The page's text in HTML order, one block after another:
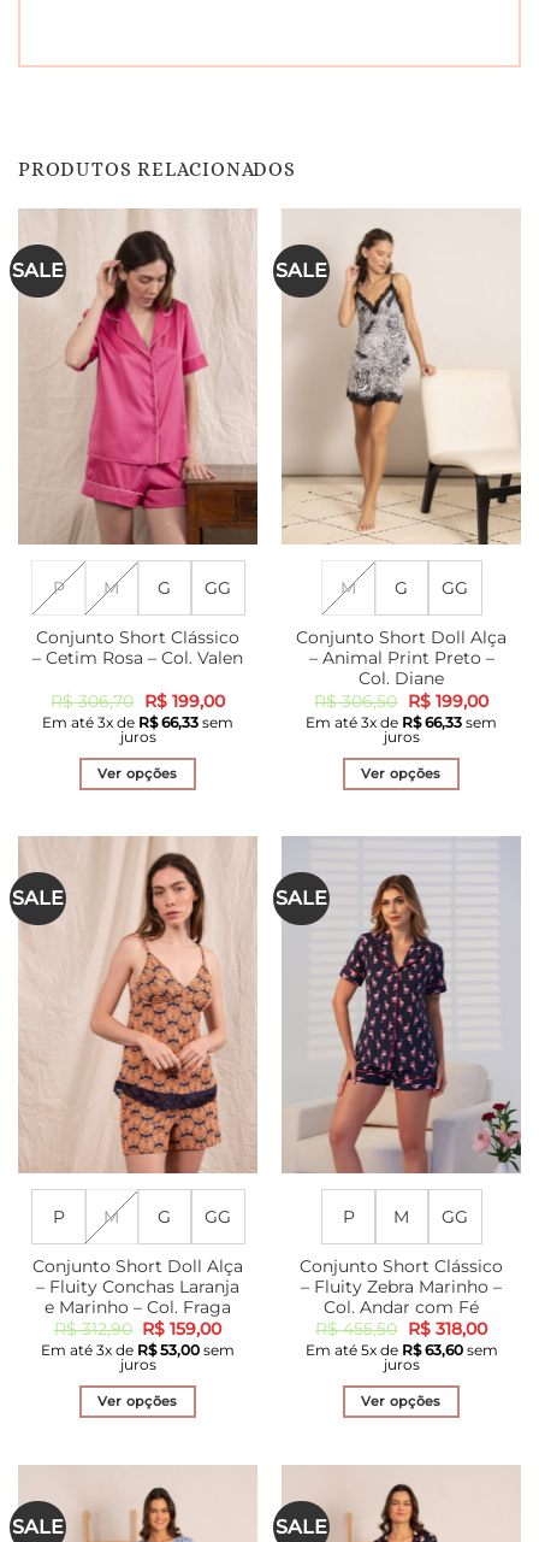
PRODUTOS RELACIONADOS
SALE
P M G GG
Conjunto Short Clássico
– Cetim Rosa – Col. Valen
R$306,70 O
preço
original
era:
R$ 306,70.
R$199,00O
preço
atual
Em até 3x de R$66,33 sem
juros
Ver opções
tem
várias
variantes.
As
opções
podem
ser
escolhidas
na
página
do
produto
SALE
M G GG
Conjunto Short Doll Alça
– Animal Print Preto –
Col. Diane
R$306,50 O
preço
original
era:
R$ 306,50.
R$199,00O
preço
atual
Em até 3x de R$66,33 sem
juros
Ver opções
várias
variantes.
As
opções
podem
ser
escolhidas
na
página
produto
SALE
P M G GG
Conjunto Short Doll Alça
– Fluity Conchas Laranja
e Marinho – Col. Fraga
R$312,90 O
preço
original
era:
R$ 312,90.
R$ 159,00O
preço
atual
Em até 3x de R$53,00 sem
juros
Ver opções
várias
variantes.
SALE
P M GG
Conjunto Short Clássico
– Fluity Zebra Marinho –
Col. Andar com Fé
R$455,50 O
preço
original
era:
R$ 455,50.
R$318,00O
preço
atual
Em até 5x de R$63,60sem
juros
Ver opções
tem
várias
variantes.
SALE SALE